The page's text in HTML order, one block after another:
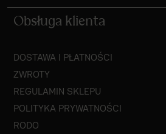
Obsługa klienta
DOSTAWA I PŁATNOŚCI
ZWROTY
REGULAMIN SKLEPU
POLITYKA PRYWATNOŚCI
RODO